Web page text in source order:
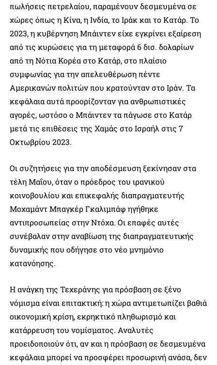
πωλήσεις πετρελαίου, παραμένουν δεσμευμένα σε
χώρες όπως η Κίνα, η Ινδία, το Ιράκ και το Κατάρ. Το
2023, η κυβέρνηση Μπάιντεν είχε εγκρίνει εξαίρεση
από τις κυρώσεις για τη μεταφορά 6 δισ. δολαρίων
από τη Νότια Κορέα στο Κατάρ, στο πλαίσιο
συμφωνίας για την απελευθέρωση πέντε
Αμερικανών πολιτών που κρατούνταν στο Ιράν. Τα
κεφάλαια αυτά προορίζονταν για ανθρωπιστικές
αγορές, ωστόσο ο Μπάιντεν τα πάγωσε στο Κατάρ
μετά τις επιθέσεις της Χαμάς στο Ισραήλ στις 7
Οκτωβρίου 2023.
Οι συζητήσεις για την αποδέσμευση ξεκίνησαν στα
τέλη Μαΐου, όταν ο πρόεδρος του ιρανικού
κοινοβουλίου και επικεφαλής διαπραγματευτής
Μοχαμάντ Μπαγκέρ Γκαλιμπάφ ηγήθηκε
αντιπροσωπείας στην Ντόχα. Οι επαφές αυτές
συνέβαλαν στην αναβίωση της διαπραγματευτικής
δυναμικής που οδήγησε στο νέο μνημόνιο
κατανόησης.
Η ανάγκη της Τεχεράνης για πρόσβαση σε ξένο
νόμισμα είναι επιτακτική: η χώρα αντιμετωπίζει βαθιά
οικονομική κρίση, εκρηκτικό πληθωρισμό και
κατάρρευση του νομίσματος. Αναλυτές
προειδοποιούν ότι, αν και η πρόσβαση σε δεσμευμένα
κεφάλαια μπορεί να προσφέρει προσωρινή ανάσα, δεν